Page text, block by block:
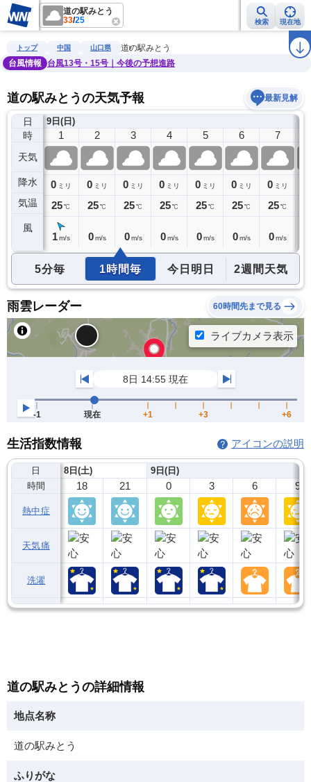
道の駅みとう
33/25 検索 現在地
雨雲レーダー 台風情報 地震情報 ラ
トップ 中国 山口県
道の駅みとう
台風情報
台風13号・15号｜今後の予想進路
道の駅みとうの天気予報 最新見解
日
時
天気
降水
気温
風
9日(日)
0
0ミリ
25℃
1
0 ミリ
25℃
1 m/s
2
0 ミリ
25℃
0 m/s
3
0 ミリ
25℃
0 m/s
4
0 ミリ
25℃
0 m/s
5
0 ミリ
25℃
0 m/s
6
0 ミリ
25℃
0 m/s
7
0 ミリ
25℃
0 m/s
5分毎 1時間毎 今日明日 2週間天気
雨雲レーダー 60時間先まで見る
生活指数情報 アイコンの説明
日
時間
熱中症
天気痛
洗濯
8日(土)
18 21
9日(日)
0 3 6 9
道の駅みとうの詳細情報
地点名称
道の駅みとう
ふりがな